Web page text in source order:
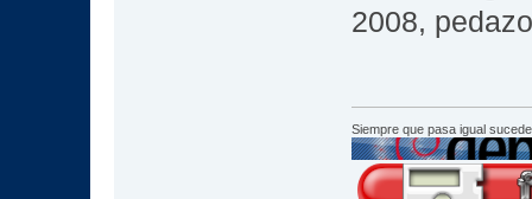
2008,
Siempre que pasa igual